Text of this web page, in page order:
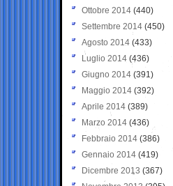
Ottobre 2014 (440)
Settembre 2014 (450)
Agosto 2014 (433)
Luglio 2014 (436)
Giugno 2014 (391)
Maggio 2014 (392)
Aprile 2014 (389)
Marzo 2014 (436)
Febbraio 2014 (386)
Gennaio 2014 (419)
Dicembre 2013 (367)